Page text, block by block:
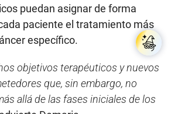
puedan asignar de forma
paciente el tratamiento más
específico.
objetivos terapéuticos y nuevos
que, sin embargo, no
allá de las fases iniciales de los